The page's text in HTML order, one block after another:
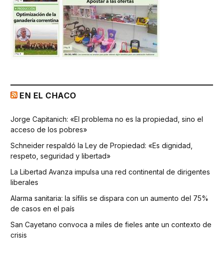
EN EL CHACO
Jorge Capitanich: «El problema no es la propiedad, sino el
acceso de los pobres»
Schneider respaldó la Ley de Propiedad: «Es dignidad,
respeto, seguridad y libertad»
La Libertad Avanza impulsa una red continental de dirigentes
liberales
Alarma sanitaria: la sífilis se dispara con un aumento del 75%
de casos en el país
San Cayetano convoca a miles de fieles ante un contexto de
crisis